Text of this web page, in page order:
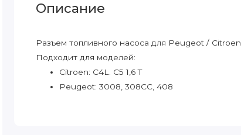
Описание
Разъем топливного насоса для Peugeot / Citroen
Подходит для моделей:
Citroen: C4L. C5 1,6 T
Peugeot: 3008, 308CC, 408